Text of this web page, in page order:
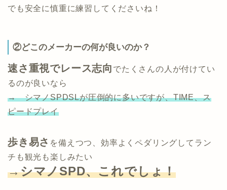
でも安全に慎重に練習してくださいね！
②どこのメーカーの何が良いのか？
速さ重視でレース志向 でたくさんの人が付けてい
るのが良いなら
→ シマノSPDSLが圧倒的に多いですが、TIME、ス
ピードプレイ
歩き易さ を備えつつ、効率よくペダリングしてラン
チも観光も楽しみたい
→シマノSPD、これでしょ！